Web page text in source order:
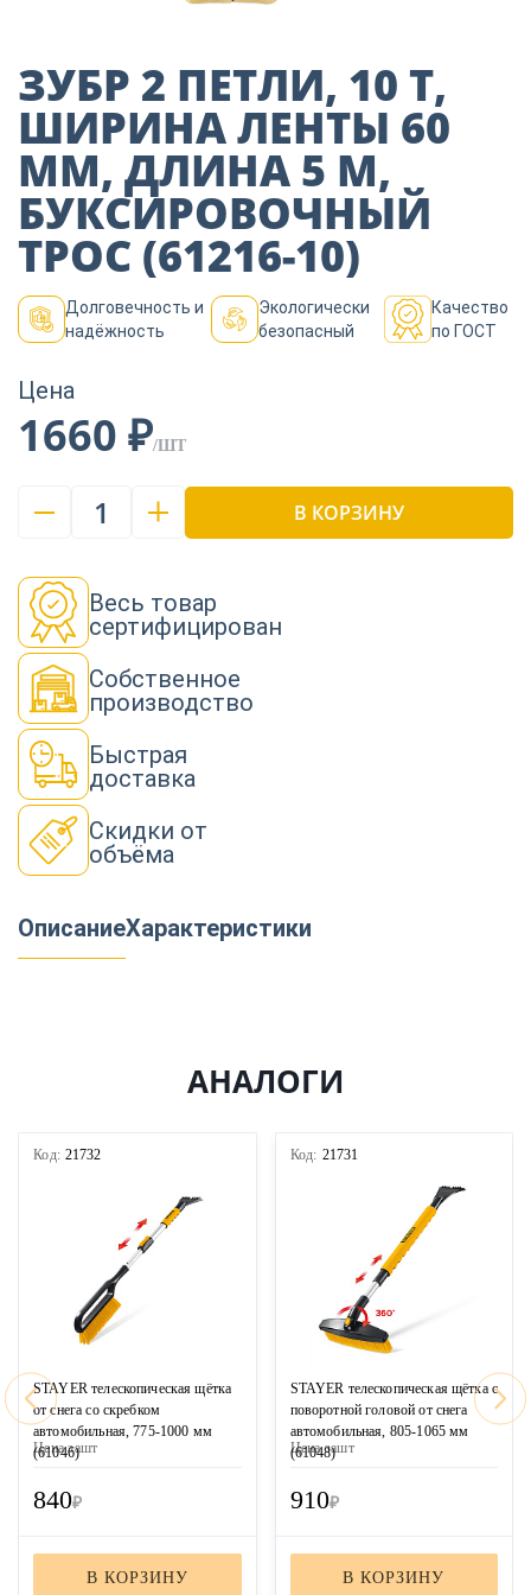
Пиломатериалы
Декор
Изоляция
Инструменты
ЗУБР 2 ПЕТЛИ, 10 Т,
ШИРИНА ЛЕНТЫ 60
ММ, ДЛИНА 5 М,
БУКСИРОВОЧНЫЙ
ТРОС (61216-10)
Долговечность и
надёжность
Экологически
безопасный
Качество
по ГОСТ
Цена
1660 ₽/ШТ
1 В КОРЗИНУ
Весь товар
сертифицирован
Собственное
производство
Быстрая
доставка
Скидки от
объёма
ОписаниеХарактеристики
АНАЛОГИ
Код: 21732
STAYER телескопическая щётка
от снега со скребком
автомобильная, 775-1000 мм
(61046)
Цена зашт
840₽
В КОРЗИНУ
Код: 21731
STAYER телескопическая щётка с
поворотной головой от снега
автомобильная, 805-1065 мм
(61048)
Цена зашт
910₽
В КОРЗИНУ